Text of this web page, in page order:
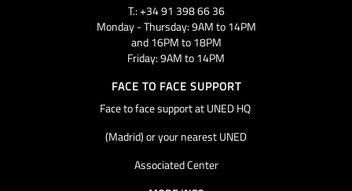
T.: +34 91 398 66 36
Monday - Thursday: 9AM to 14PM
and 16PM to 18PM
Friday: 9AM to 14PM
FACE TO FACE SUPPORT
Face to face support at UNED HQ
(Madrid) or your nearest UNED
Associated Center